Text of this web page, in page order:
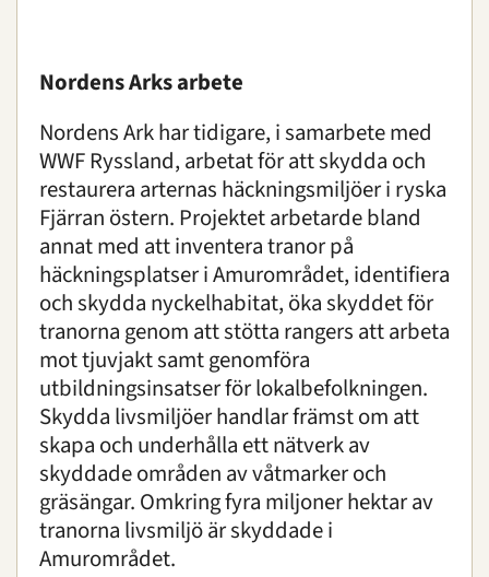
Nordens Arks arbete
Nordens Ark har tidigare, i samarbete med
WWF Ryssland, arbetat för att skydda och
restaurera arternas häckningsmiljöer i ryska
Fjärran östern. Projektet arbetarde bland
annat med att inventera tranor på
häckningsplatser i Amurområdet, identifiera
och skydda nyckelhabitat, öka skyddet för
tranorna genom att stötta rangers att arbeta
mot tjuvjakt samt genomföra
utbildningsinsatser för lokalbefolkningen.
Skydda livsmiljöer handlar främst om att
skapa och underhålla ett nätverk av
skyddade områden av våtmarker och
gräsängar. Omkring fyra miljoner hektar av
tranorna livsmiljö är skyddade i
Amurområdet.